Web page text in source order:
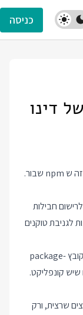
כניסה
דינו
אם יש משהו שקל למתכנתי Node להסכים עליו זה ש npm שבור.
חבילות
לגניבת טוקנים
הגדרה "גמישה" של גירסאות ב package.json וקובץ package-
שרצית, ורק